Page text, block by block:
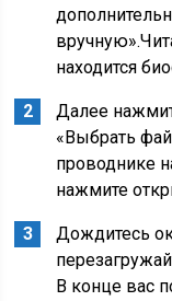
вручную».
находится
Далее
«Выбрать
проводнике
нажмите
Дождитесь
В конце вас